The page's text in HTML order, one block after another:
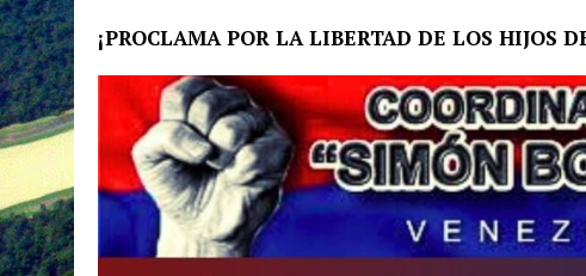
¡PROCLAMA POR LA LIBERTAD DE LOS HIJOS